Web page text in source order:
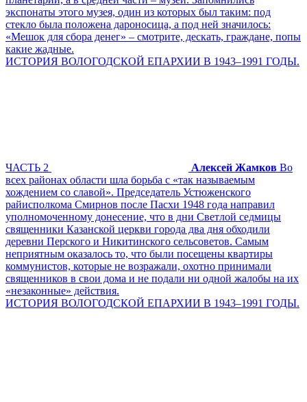
экспонаты этого музея, один из которых был таким: под
стекло была положена дароносица, а под ней значилось:
«Мешок для сбора денег» – смотрите, дескать, граждане, попы
какие жадные.
ИСТОРИЯ ВОЛОГОДСКОЙ ЕПАРХИИ В 1943–1991 ГОДЫ.
ЧАСТЬ 2 Алексей Жамков Во
всех районах области шла борьба с «так называемым
хождением со славой». Председатель Устюженского
райисполкома Смирнов после Пасхи 1948 года направил
уполномоченному донесение, что в дни Светлой седмицы
священники Казанской церкви города два дня обходили
деревни Перского и Никитинского сельсоветов. Самым
неприятным оказалось то, что были посещены квартиры
коммунистов, которые не возражали, охотно принимали
священников в свои дома и не подали ни одной жалобы на их
«незаконные» действия.
ИСТОРИЯ ВОЛОГОДСКОЙ ЕПАРХИИ В 1943–1991 ГОДЫ.